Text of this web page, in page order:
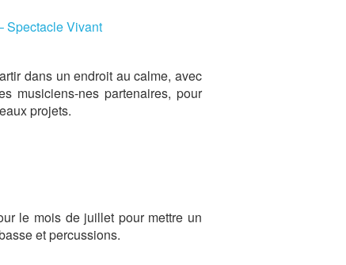
Spectacle Vivant
dans un endroit au calme, avec
musiciens-nes partenaires, pour
projets.
le mois de juillet pour mettre un
et percussions.